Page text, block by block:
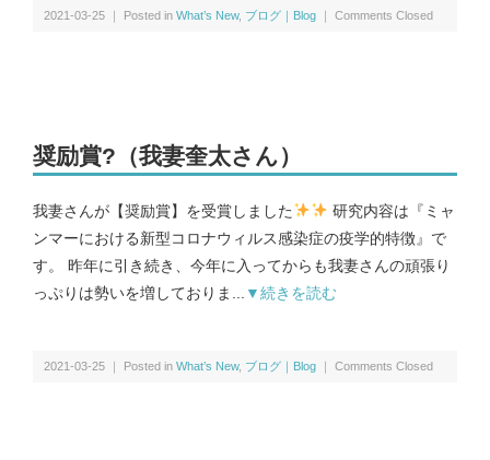
2021-03-25 ｜ Posted in What’s New, ブログ｜Blog ｜ Comments Closed
奨励賞?（我妻奎太さん）
我妻さんが【奨励賞】を受賞しました
研究内容は『ミャ
ンマーにおける新型コロナウィルス感染症の疫学的特徴』で
す。 昨年に引き続き、今年に入ってからも我妻さんの頑張り
っぷりは勢いを増しておりま...
▼続きを読む
2021-03-25 ｜ Posted in What’s New, ブログ｜Blog ｜ Comments Closed